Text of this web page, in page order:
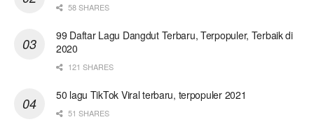
58 SHARES
99 Daftar Lagu Dangdut Terbaru, Terpopuler, Terbaik di
2020
121 SHARES
50 lagu TikTok Viral terbaru, terpopuler 2021
51 SHARES